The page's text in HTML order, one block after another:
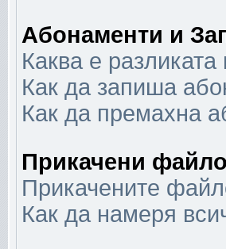
Абонаменти и
Каква е
Как да запиша
Как да премахна
Прикачени
Прикачените
Как да намеря